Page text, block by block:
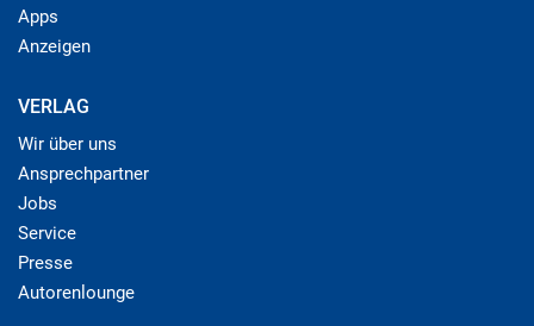
Apps
Anzeigen
VERLAG
Wir über uns
Ansprechpartner
Jobs
Service
Presse
Autorenlounge